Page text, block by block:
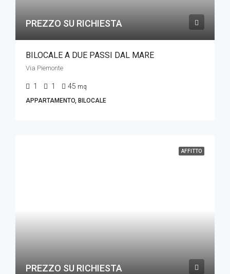
PREZZO SU RICHIESTA
BILOCALE A DUE PASSI DAL MARE
Via Piemonte
1 1 45 mq
APPARTAMENTO, BILOCALE
AFFITTO
PREZZO SU RICHIESTA